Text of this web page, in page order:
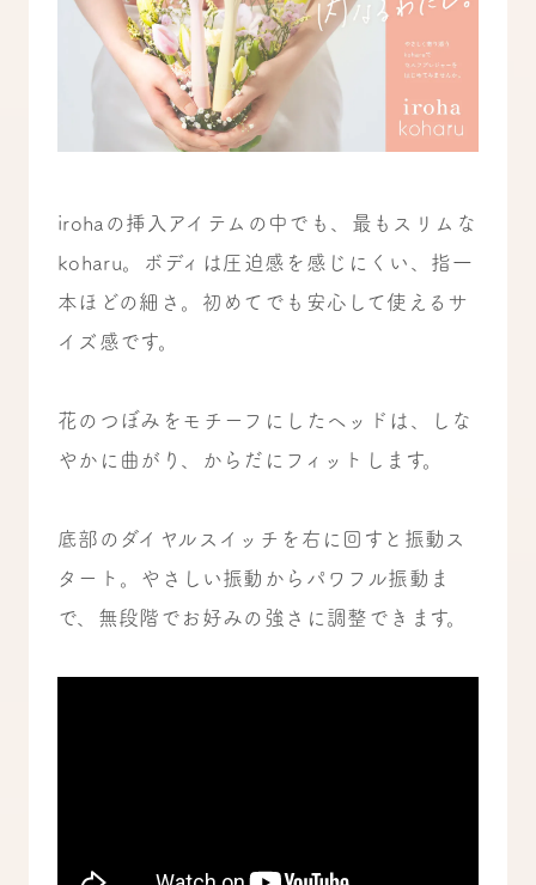
irohaの挿入アイテムの中でも、最もスリムな
koharu。ボディは圧迫感を感じにくい、指一
本ほどの細さ。初めてでも安心して使えるサ
イズ感です。
花のつぼみをモチーフにしたヘッドは、しな
やかに曲がり、からだにフィットします。
底部のダイヤルスイッチを右に回すと振動ス
タート。やさしい振動からパワフル振動ま
で、無段階でお好みの強さに調整できます。